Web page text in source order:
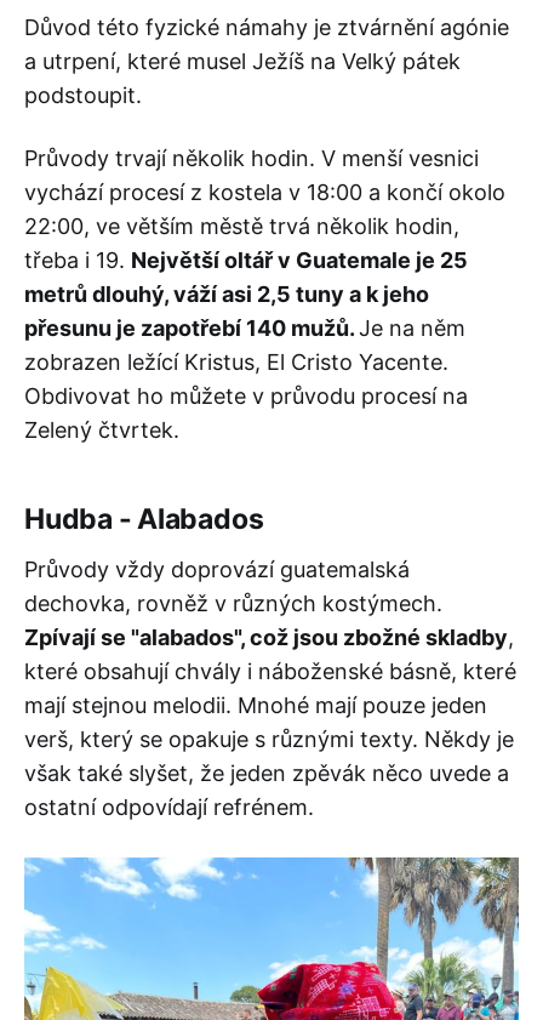
Důvod této fyzické námahy je ztvárnění agónie
a utrpení, které musel Ježíš na Velký pátek
podstoupit.
Průvody trvají několik hodin. V menší vesnici
vychází procesí z kostela v 18:00 a končí okolo
22:00, ve větším městě trvá několik hodin,
třeba i 19. Největší oltář v Guatemale je 25
metrů dlouhý, váží asi 2,5 tuny a k jeho
přesunu je zapotřebí 140 mužů.Je na něm
zobrazen ležící Kristus, El Cristo Yacente.
Obdivovat ho můžete v průvodu procesí na
Zelený čtvrtek.
Hudba - Alabados
Průvody vždy doprovází guatemalská
dechovka, rovněž v různých kostýmech.
Zpívají se "alabados", což jsou zbožné skladby,
které obsahují chvály i náboženské básně, které
mají stejnou melodii. Mnohé mají pouze jeden
verš, který se opakuje s různými texty. Někdy je
však také slyšet, že jeden zpěvák něco uvede a
ostatní odpovídají refrénem.